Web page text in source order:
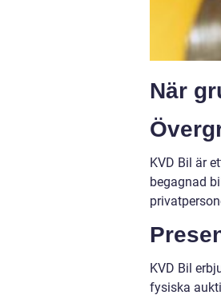
När
KVD Bil är
begagnad
KVD Bil
fysiska